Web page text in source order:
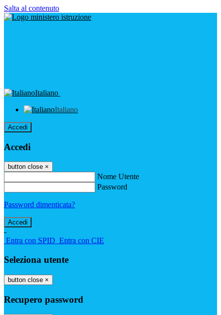
Salta al contenuto
Italiano
Italiano
Accedi
Accedi
button close ×
Nome Utente
Password
Password dimenticata?
-
Entra con SPID Entra con CIE
Seleziona utente
button close ×
Recupero password